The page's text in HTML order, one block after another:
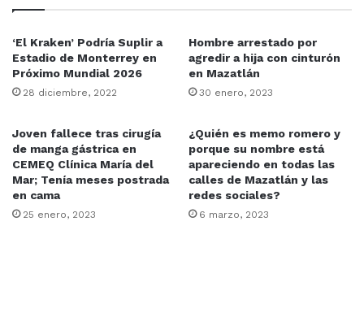
Romero Rodríguez adelantó que ya se está preparando
la nueva edición del Buen Fin, se llevará a cabo del 18 al
21 de noviembre. El Buen Fin 2021 creció 38 por ciento
en consumo promedio diario. El promedio diario de
derrama económica ascendió a 191.9 Mil Millones de
Pesos con la participación de 140 mil empresas.
Lem González comentó que la Cámara de Comercio de
Mazatlán reportó una derrama de Mil 540 Millones de
‘El Kraken’ Podría Suplir a
Estadio de Monterrey en
Próximo Mundial 2026
28 diciembre, 2022
Hombre arrestado por
agredir a hija con cinturón
en Mazatlán
30 enero, 2023
Joven fallece tras cirugía
de manga gástrica en
CEMEQ Clínica María del
Mar; Tenía meses postrada
en cama
25 enero, 2023
¿Quién es memo romero y
porque su nombre está
apareciendo en todas las
calles de Mazatlán y las
redes sociales?
6 marzo, 2023